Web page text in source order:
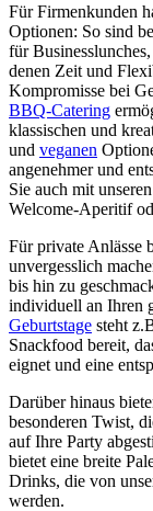
Für Firmenkunden
Optionen: So sind
für
denen Zeit und
Kompromisse bei
BBQ-Catering
klassischen und
und veganen
angenehmer und
Sie auch mit unseren
Welcome-Aperitif
Für private Anlässe
unvergesslich
bis hin zu
individuell an Ihren
Geburtstage steht
Snackfood bereit,
eignet und eine
Darüber hinaus
besonderen Twist,
auf Ihre Party
bietet eine breite
Drinks, die von
werden.